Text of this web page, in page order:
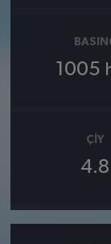
1005
ÇIY
4.8